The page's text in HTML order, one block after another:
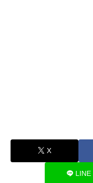
X
LINE